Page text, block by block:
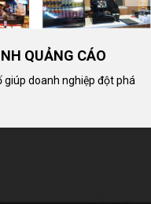
QUẢNG CÁO
giúp doanh nghiệp đột phá